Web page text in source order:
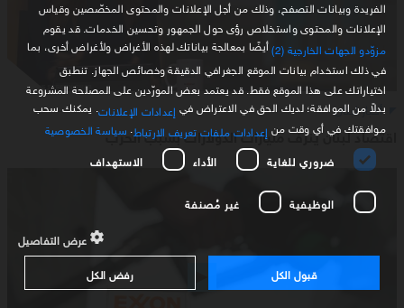
أخبار لبنان
اقتصاد لبنان ينزف مليارات الدولارات بسبب الحرب
الفريدة وبيانات التصفح، وذلك من أجل الإعلانات والمحتوى المخصّصين وقياس
الإعلانات والمحتوى واستخلاص رؤى حول الجمهور وتحسين الخدمات. قد يقوم
مزوّدو الجهات الخارجية (2)
أيضًا بمعالجة بياناتك لهذه الأغراض ولأغراض أخرى، بما
في ذلك استخدام بيانات الموقع الجغرافي الدقيقة وخصائص الجهاز. تنطبق
اختياراتك على هذا الموقع فقط. قد يعتمد بعض المورّدين على المصلحة المشروعة
بدلاً من الموافقة؛ لديك الحق في الاعتراض في إعدادات الإعلانات . يمكنك سحب
موافقتك في أي وقت من إعدادات ملفات تعريف الارتباط سياسة الخصوصية
ضروري للغاية
الأداء الاستهداف
الوظيفية غير مُصنفة
عرض التفاصيل
قبول الكل
رفض الكل